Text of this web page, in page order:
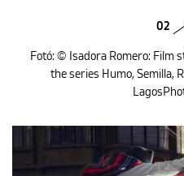
02
Fotó: © Isadora Romero: Film
the series Humo, Semilla,